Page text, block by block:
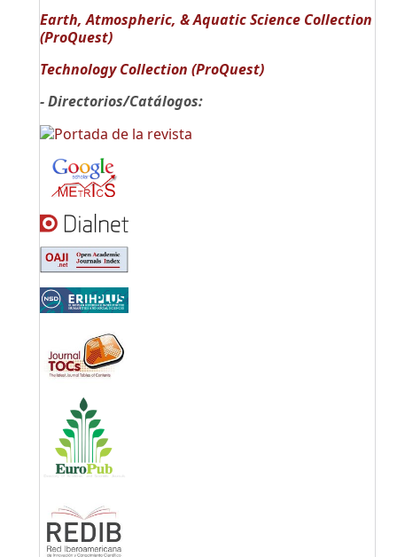
Earth, Atmospheric, & Aquatic Science Collection
(ProQuest)
Technology Collection (ProQuest)
- Directorios/Catálogos: